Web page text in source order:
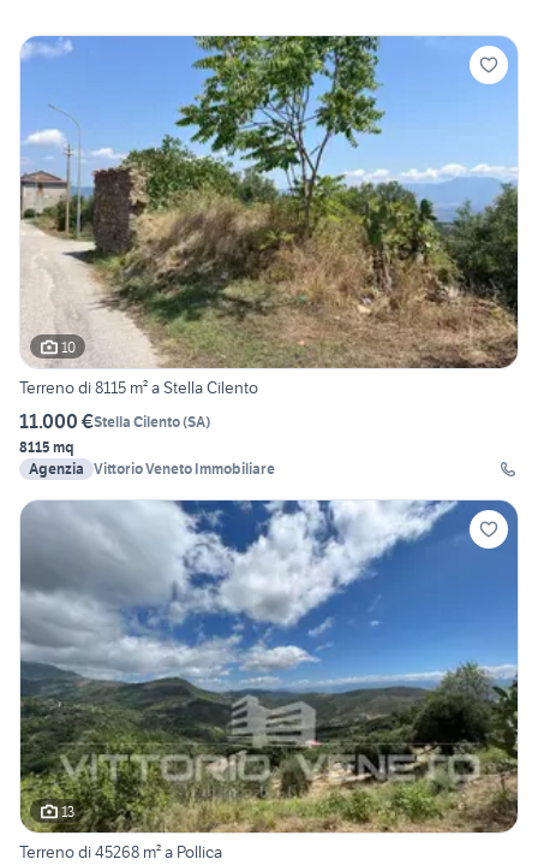
10
Terreno di 8115 m² a Stella Cilento
11.000 €Stella Cilento(SA)
8115 mq
Agenzia Vittorio Veneto Immobiliare
13
Terreno di 45268 m² a Pollica